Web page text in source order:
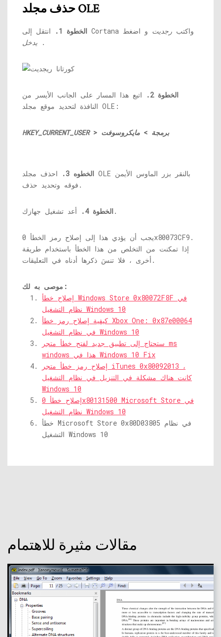
حذف مجلد OLE
الخطوة 1. انتقل إلى Cortana واكتب رجديت و اضغط
يدخل .
الخطوة 2.
اتبع هذا المسار على الجانب الأيسر من
النافذة لتحديد موقع مجلد OLE:
HKEY_CURRENT_USER > برمجة >مايكروسوفت
الخطوه 3.
احذف مجلد OLE بالنقر بزر الماوس الأيمن
فوقه وتحديد حذف.
الخطوة 4. أعد تشغيل جهازك.
يجب أن يؤدي هذا إلى إصلاح رمز الخطأ 0x80073CF9.
إذا تمكنت من التخلص من هذا الخطأ باستخدام طريقة
أخرى ، فلا تنسَ ذكرها أدناه في التعليقات.
موصى به لك:
إصلاح خطأ Windows Store 0x80072F8F في
نظام التشغيل Windows 10
كيفية إصلاح رمز خطأ Xbox One: 0x87e00064
في نظام التشغيل Windows 10
ستحتاج إلى تطبيق جديد لفتح خطأ متجر ms
windows هذا في Windows 10 Fix
إصلاح رمز خطأ متجر iTunes 0x80092013 ،
كانت هناك مشكلة في التنزيل في نظام التشغيل
Windows 10
إصلاح خطأ 0x80131500 Microsoft Store في
نظام التشغيل Windows 10
خطأ Microsoft Store 0x80D03805 في نظام
التشغيل Windows 10
مقالات مثيرة للاهتمام